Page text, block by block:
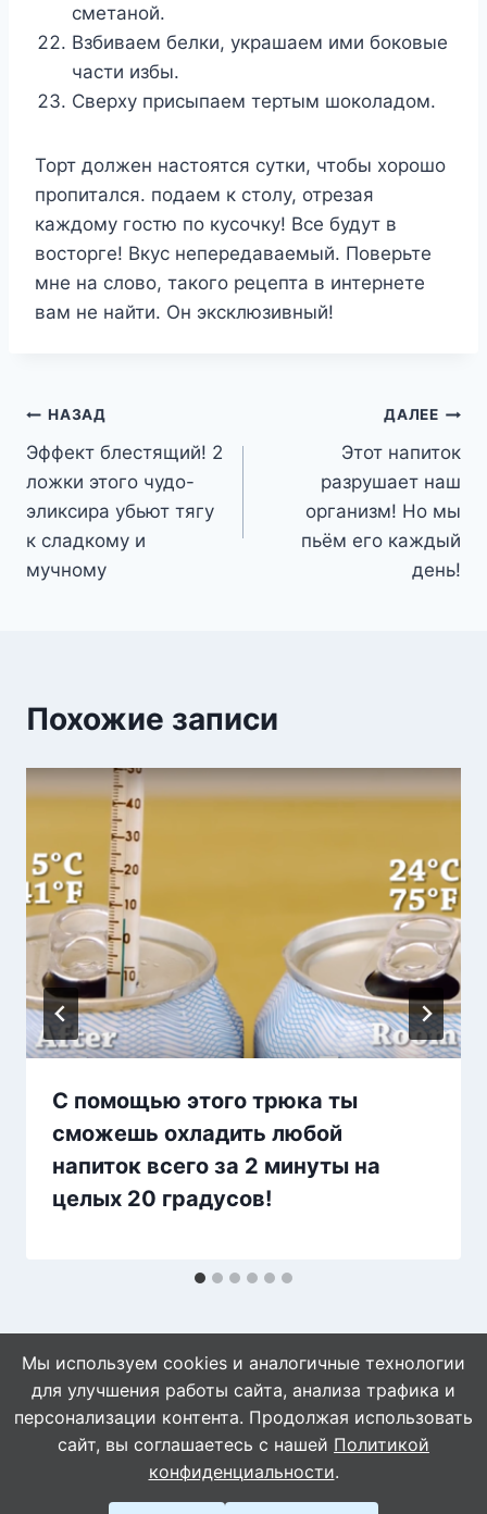
сметаной.
Взбиваем белки, украшаем ими боковые
части избы.
Сверху присыпаем тертым шоколадом.
Торт должен настоятся сутки, чтобы хорошо
пропитался. подаем к столу, отрезая
каждому гостю по кусочку! Все будут в
восторге! Вкус непередаваемый. Поверьте
мне на слово, такого рецепта в интернете
вам не найти. Он эксклюзивный!
Навигация
по
записям
НАЗАД
Эффект блестящий! 2
ложки этого чудо-
эликсира убьют тягу
к сладкому и
мучному
ДАЛЕЕ
Этот напиток
разрушает наш
организм! Но мы
пьём его каждый
день!
Похожие записи
С помощью этого трюка ты
сможешь охладить любой
напиток всего за 2 минуты на
целых 20 градусов!
© 2026 Naget.Ru
Мы используем cookies и аналогичные технологии
для улучшения работы сайта, анализа трафика и
персонализации контента. Продолжая использовать
сайт, вы соглашаетесь с нашей Политикой
конфиденциальности.